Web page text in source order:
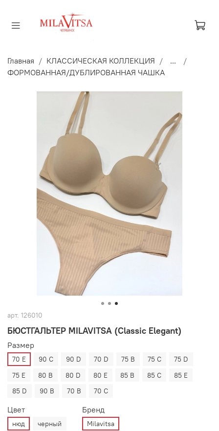
Главная КЛАССИЧЕСКАЯ КОЛЛЕКЦИЯ
...
ФОРМОВАННАЯ/ДУБЛИРОВАННАЯ ЧАШКА
арт. 126010
БЮСТГАЛЬТЕР MILAVITSA (Classic Elegant)
Размер
70 E 90 C 90 D 70 D 75 B 75 C
75 D
75 E
80 B 80 D 80 E 85 B 85 C
85 E
85 D
90 B 70 B 70 C
Цвет
нюд черный
Бренд
Milavitsa